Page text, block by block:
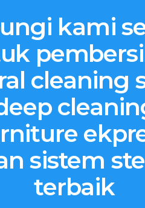
kami
cleaning
sistem
terbaik